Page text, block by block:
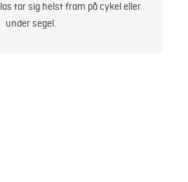
tar sig helst fram på cykel eller
under segel.